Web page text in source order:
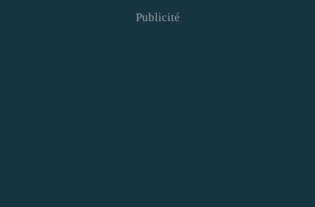
Publicité